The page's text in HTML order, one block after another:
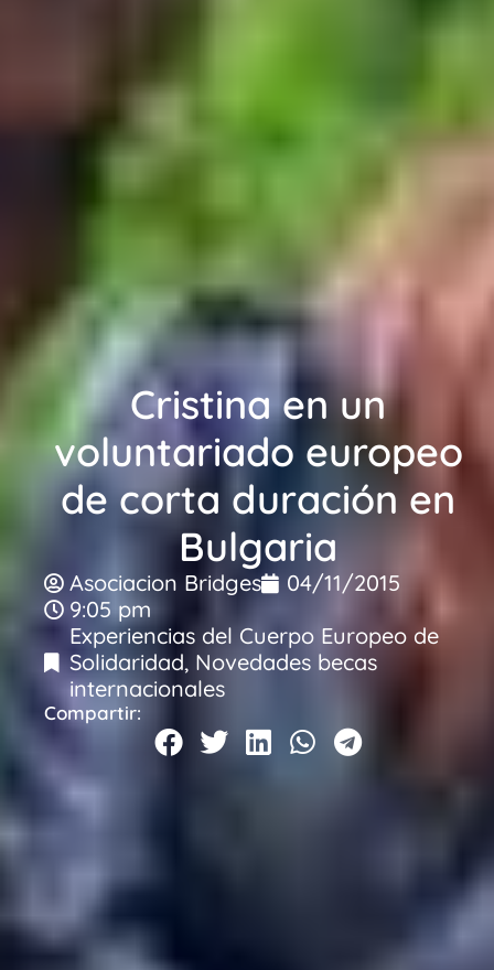
Cristina en un
voluntariado europeo
de corta duración en
Bulgaria
Asociacion Bridges
04/11/2015
9:05 pm
Experiencias del Cuerpo Europeo de
Solidaridad, Novedades becas
internacionales
Compartir: